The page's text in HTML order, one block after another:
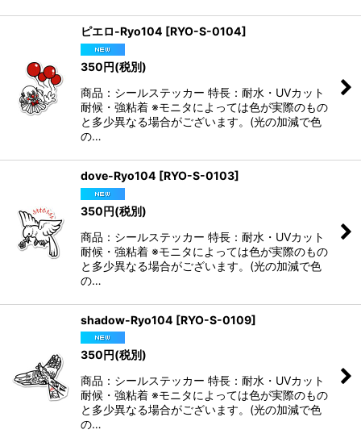
ピエロ-Ryo104 [RYO-S-0104]
350円(税別)
商品：シールステッカー 特長：耐水・UVカット
耐候・強粘着 ※モニタによっては色が実際のもの
と多少異なる場合がございます。(光の加減で色
の…
dove-Ryo104 [RYO-S-0103]
350円(税別)
商品：シールステッカー 特長：耐水・UVカット
耐候・強粘着 ※モニタによっては色が実際のもの
と多少異なる場合がございます。(光の加減で色
の…
shadow-Ryo104 [RYO-S-0109]
350円(税別)
商品：シールステッカー 特長：耐水・UVカット
耐候・強粘着 ※モニタによっては色が実際のもの
と多少異なる場合がございます。(光の加減で色
の…